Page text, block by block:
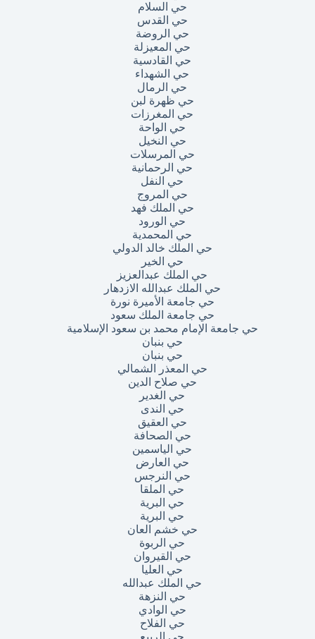
حي السلام
حي القدس
حي الروضة
حي المعيزلة
حي القادسية
حي الشهداء
حي الرمال
حي ظهرة لبن
حي المغرزات
حي الواحة
حي النخيل
حي المرسلات
حي الرحمانية
حي النفل
حي المروج
حي الملك فهد
حي الورود
حي المحمدية
حي الملك خالد الدولي
حي الخير
حي الملك عبدالعزيز
حي الملك عبدالله الازدهار
حي جامعة الأميرة نورة
حي جامعة الملك سعود
حي جامعة الإمام محمد بن سعود الإسلامية
حي بنبان
حي بنبان
حي المعذر الشمالي
حي صلاح الدين
حي الغدير
حي الندى
حي العقيق
حي الصحافة
حي الياسمين
حي العارض
حي النرجس
حي الملقا
حي البرية
حي البرية
حي خشم العان
حي الربوة
حي القيروان
حي العليا
حي الملك عبدالله
حي النزهة
حي الوادي
حي الفلاح
حي الربيع